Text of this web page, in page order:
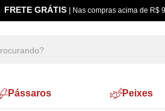
FRETE GRÁTIS | Nas compras acima de
Pássaros Peixes